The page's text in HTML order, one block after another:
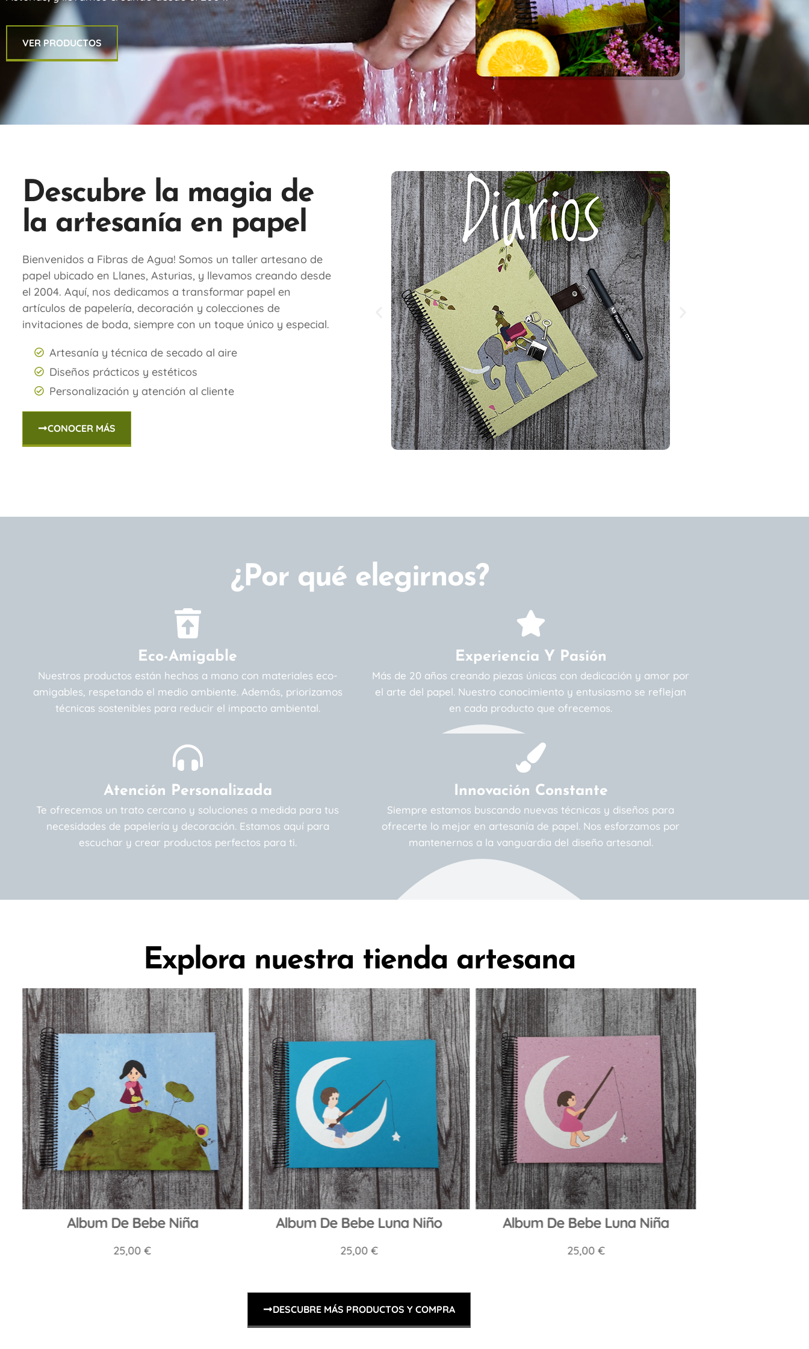
VER PRODUCTOS
Descubre la magia de
la artesanía en papel
Bienvenidos a Fibras de Agua! Somos un taller artesano de
papel ubicado en Llanes, Asturias, y llevamos creando desde
el 2004. Aquí, nos dedicamos a transformar papel en
artículos de papelería, decoración y colecciones de
invitaciones de boda, siempre con un toque único y especial.
Artesanía y técnica de secado al aire
Diseños prácticos y estéticos
Personalización y atención al cliente
CONOCER MÁS
¿Por qué elegirnos?
Eco-Amigable
Nuestros productos están hechos a mano con materiales eco-
amigables, respetando el medio ambiente. Además, priorizamos
técnicas sostenibles para reducir el impacto ambiental.
Experiencia Y Pasión
Más de 20 años creando piezas únicas con dedicación y amor por
el arte del papel. Nuestro conocimiento y entusiasmo se reflejan
en cada producto que ofrecemos.
Atención Personalizada
Te ofrecemos un trato cercano y soluciones a medida para tus
necesidades de papelería y decoración. Estamos aquí para
escuchar y crear productos perfectos para ti.
Innovación Constante
Siempre estamos buscando nuevas técnicas y diseños para
ofrecerte lo mejor en artesanía de papel. Nos esforzamos por
mantenernos a la vanguardia del diseño artesanal.
Explora nuestra tienda artesana
Album De Bebe Niña
25,00€
Album De Bebe Luna Niño
25,00€
Album De Bebe Luna Niña
25,00 €
DESCUBRE MÁS PRODUCTOS Y COMPRA